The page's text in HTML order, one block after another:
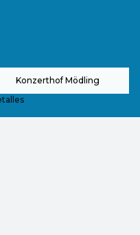
Konzerthof Mödling